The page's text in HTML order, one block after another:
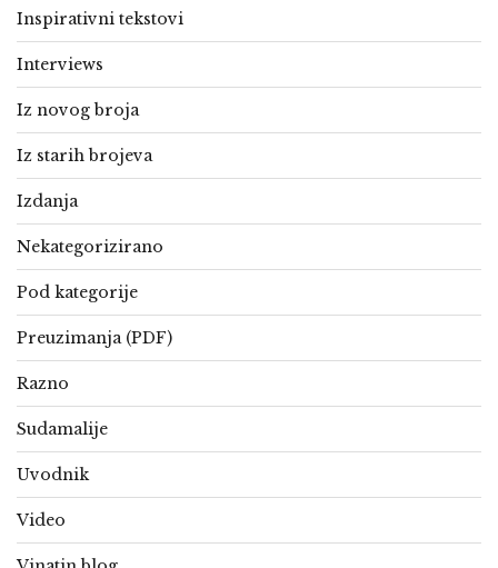
Inspirativni tekstovi
Interviews
Iz novog broja
Iz starih brojeva
Izdanja
Nekategorizirano
Pod kategorije
Preuzimanja (PDF)
Razno
Sudamalije
Uvodnik
Video